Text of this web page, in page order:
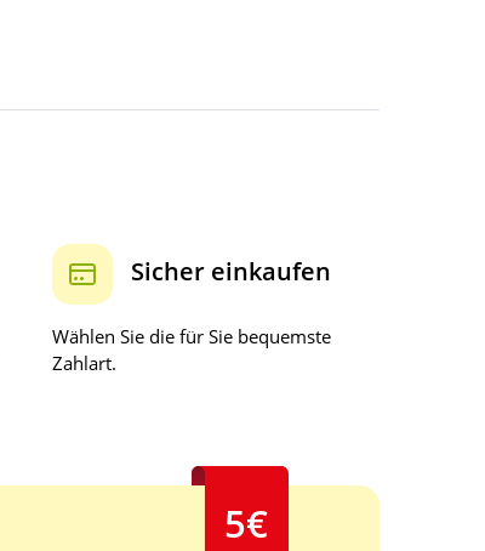
Sicher einkaufen
Wählen Sie die für Sie bequemste
Zahlart.
5€